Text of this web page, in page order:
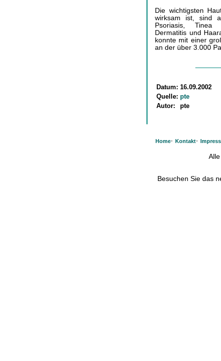
Die wichtigsten
wirksam ist, sind
Psoriasis, Tinea
Dermatitis und
konnte mit einer
an der über 3.000
Datum: 16.09.2002
Quelle: pte
Autor:
pte
Home· Kontakt·
Besuchen Sie das